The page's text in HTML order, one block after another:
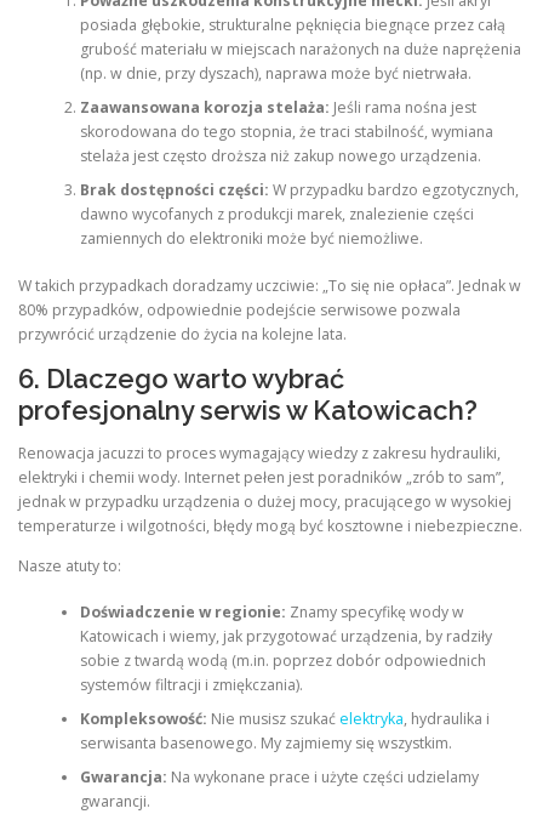
posiada głębokie, strukturalne pęknięcia biegnące przez całą
grubość materiału w miejscach narażonych na duże naprężenia
(np. w dnie, przy dyszach), naprawa może być nietrwała.
Zaawansowana korozja stelaża: Jeśli rama nośna jest
skorodowana do tego stopnia, że traci stabilność, wymiana
stelaża jest często droższa niż zakup nowego urządzenia.
Brak dostępności części: W przypadku bardzo egzotycznych,
dawno wycofanych z produkcji marek, znalezienie części
zamiennych do elektroniki może być niemożliwe.
W takich przypadkach doradzamy uczciwie: „To się nie opłaca”. Jednak w
80% przypadków, odpowiednie podejście serwisowe pozwala
przywrócić urządzenie do życia na kolejne lata.
6. Dlaczego warto wybrać
profesjonalny serwis w Katowicach?
Renowacja jacuzzi to proces wymagający wiedzy z zakresu hydrauliki,
elektryki i chemii wody. Internet pełen jest poradników „zrób to sam”,
jednak w przypadku urządzenia o dużej mocy, pracującego w wysokiej
temperaturze i wilgotności, błędy mogą być kosztowne i niebezpieczne.
Nasze atuty to:
Doświadczenie w regionie: Znamy specyfikę wody w
Katowicach i wiemy, jak przygotować urządzenia, by radziły
sobie z twardą wodą (m.in. poprzez dobór odpowiednich
systemów filtracji i zmiękczania).
Kompleksowość: Nie musisz szukać elektryka, hydraulika i
serwisanta basenowego. My zajmiemy się wszystkim.
Gwarancja: Na wykonane prace i użyte części udzielamy
gwarancji.